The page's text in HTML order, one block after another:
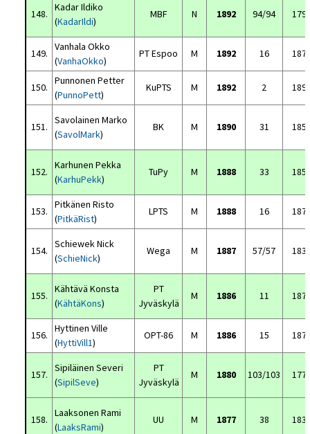
148.
Kadar Ildiko
(KadarIldi)
MBF N 1892 94/94
149.
Vanhala Okko
(VanhaOkko)
PT Espoo M 1892 16
150.
Punnonen Petter
(PunnoPett)
KuPTS M 1892 2
151.
Savolainen Marko
(SavolMark)
BK M 1890 31
152.
Karhunen Pekka
(KarhuPekk)
TuPy M 1888 33
153.
Pitkänen Risto
(PitkäRist)
LPTS M 1888 16
154.
Schiewek Nick
(SchieNick)
Wega M 1887 57/57
155.
Kähtävä Konsta
(KähtäKons)
PT
Jyväskylä
M 1886 11
156.
Hyttinen Ville
(HyttiVill1)
OPT-86 M 1886 15
157.
Sipiläinen Severi
(SipilSeve)
PT
Jyväskylä
M 1880 103/103
158.
Laaksonen Rami
(LaaksRami)
UU M 1877 38